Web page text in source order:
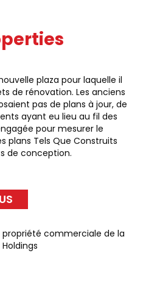
plaza pour laquelle il
de rénovation. Les anciens
pas de plans à jour, de
ayant eu lieu au fil des
pour mesurer le
plans Tels Que Construits
de conception.